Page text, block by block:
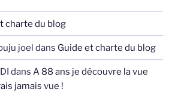
charte du blog
joel dans Guide et charte du blog
dans A 88 ans je découvre la vue
jamais vue !